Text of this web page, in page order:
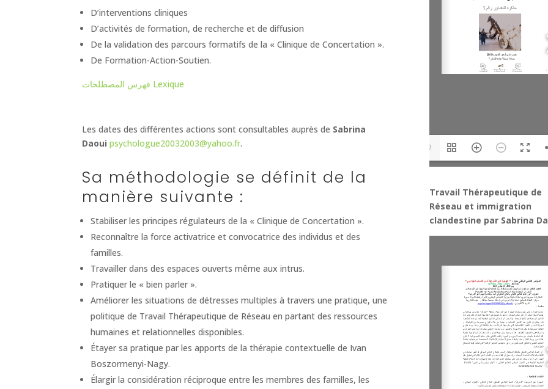
D’interventions cliniques
D’activités de formation, de recherche et de diffusion
De la validation des parcours formatifs de la « Clinique de Concertation ».
De Formation-Action-Soutien.
فهرس المصطلحات Lexique
Les dates des différentes actions sont consultables auprès de Sabrina
Daoui psychologue20032003@yahoo.fr.
Sa méthodologie se définit de la
manière suivante :
Stabiliser les principes régulateurs de la « Clinique de Concertation ».
Reconnaître la force activatrice et convocatrice des individus et des
familles.
Travailler dans des espaces ouverts même aux intrus.
Pratiquer le « bien parler ».
Améliorer les situations de détresses multiples à travers une pratique, une
politique de Travail Thérapeutique de Réseau en partant des ressources
humaines et relationnelles disponibles.
Étayer sa pratique par les apports de la thérapie contextuelle de Ivan
Boszormenyi-Nagy.
Élargir la considération réciproque entre les membres des familles, les
1/12
Travail Thérapeutique de
Réseau et immigration
clandestine par Sabrina